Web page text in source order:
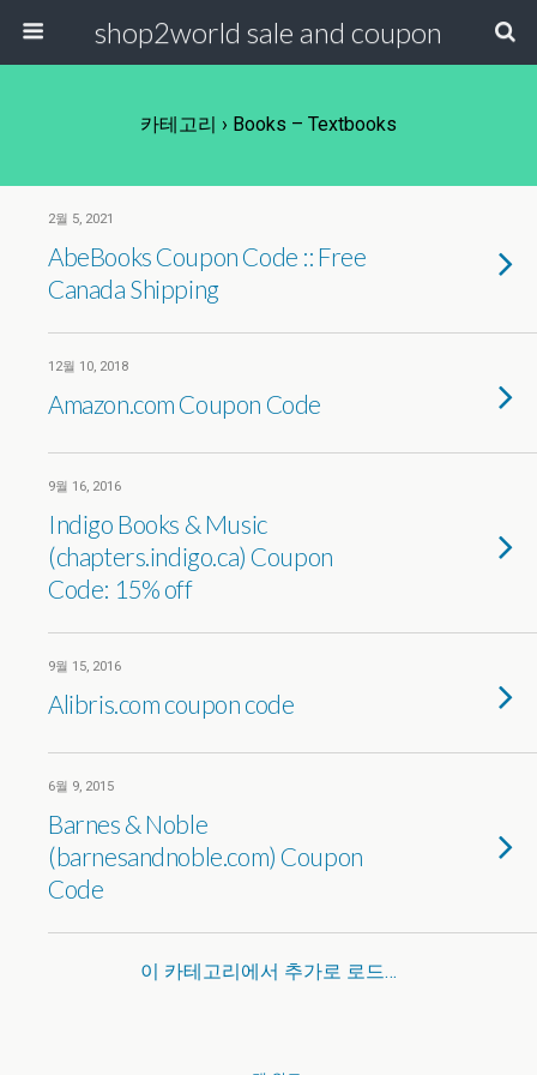
shop2world sale and coupon
카테고리 › Books – Textbooks
2월 5, 2021
AbeBooks Coupon Code :: Free
Canada Shipping
12월 10, 2018
Amazon.com Coupon Code
9월 16, 2016
Indigo Books & Music
(chapters.indigo.ca) Coupon
Code: 15% off
9월 15, 2016
Alibris.com coupon code
6월 9, 2015
Barnes & Noble
(barnesandnoble.com) Coupon
Code
이 카테고리에서 추가로 로드…